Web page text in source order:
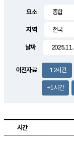
요소
지역
날짜
이전자료 -12시간
+1시간
시간